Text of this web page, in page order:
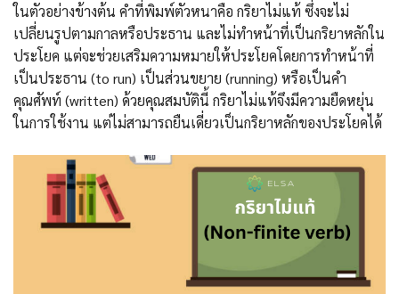
ในตัวอย่างข้างต้น คำที่พิมพ์ตัวหนาคือ กริยาไม่แท้ ซึ่งจะไม่
เปลี่ยนรูปตามกาลหรือประธาน และไม่ทำหน้าที่เป็นกริยาหลักใน
ประโยค แต่จะช่วยเสริมความหมายให้ประโยคโดยการทำหน้าที่
เป็นประธาน (to run) เป็นส่วนขยาย (running) หรือเป็นคำ
คุณศัพท์ (written) ด้วยคุณสมบัตินี้ กริยาไม่แท้จึงมีความยืดหยุ่น
ในการใช้งาน แต่ไม่สามารถยืนเดี่ยวเป็นกริยาหลักของประโยคได้